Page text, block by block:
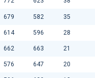
679 582 35
614 596 28
662 663 21
576 647 20